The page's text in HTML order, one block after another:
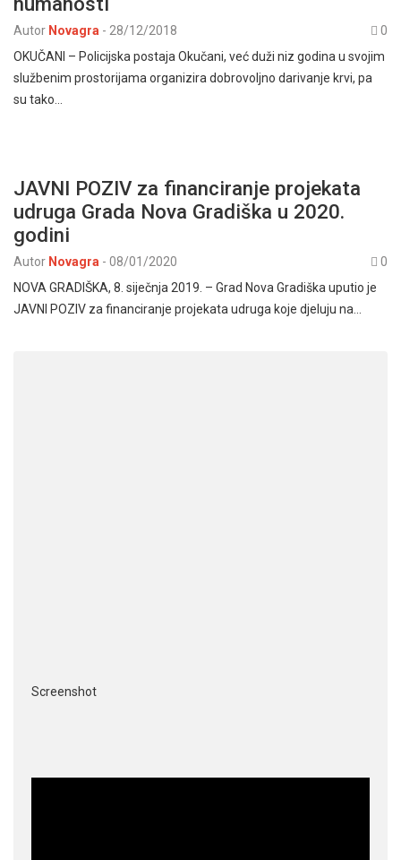
Autor Novagra - 28/12/2018
0
OKUČANI – Policijska postaja Okučani, već duži niz godina u svojim
službenim prostorijama organizira dobrovoljno darivanje krvi, pa
su tako…
JAVNI POZIV za financiranje projekata
udruga Grada Nova Gradiška u 2020.
godini
Autor Novagra - 08/01/2020
0
NOVA GRADIŠKA, 8. siječnja 2019. – Grad Nova Gradiška uputio je
JAVNI POZIV za financiranje projekata udruga koje djeluju na…
Screenshot